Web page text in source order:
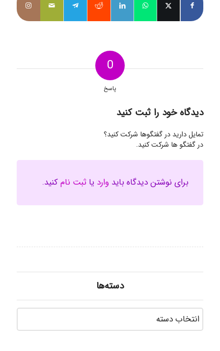
0
پاسخ
دیدگاه خود را ثبت کنید
تمایل دارید در گفتگوها شرکت کنید؟
در گفتگو ها شرکت کنید.
برای نوشتن دیدگاه باید وارد یا ثبت نامکنید.
دسته‌ها